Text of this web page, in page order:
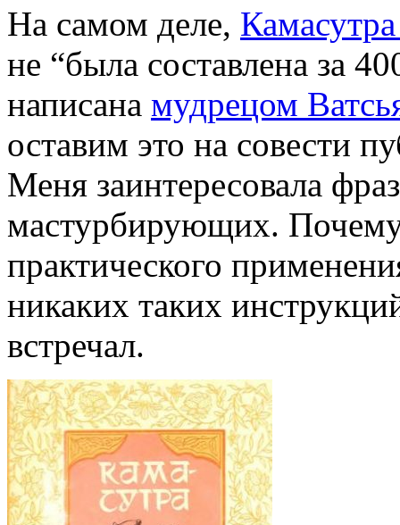
На самом деле,
не “была составлена за
написана мудрецом
оставим это на совести
Меня заинтересовала
мастурбирующих. Почему
практического
никаких таких
встречал.